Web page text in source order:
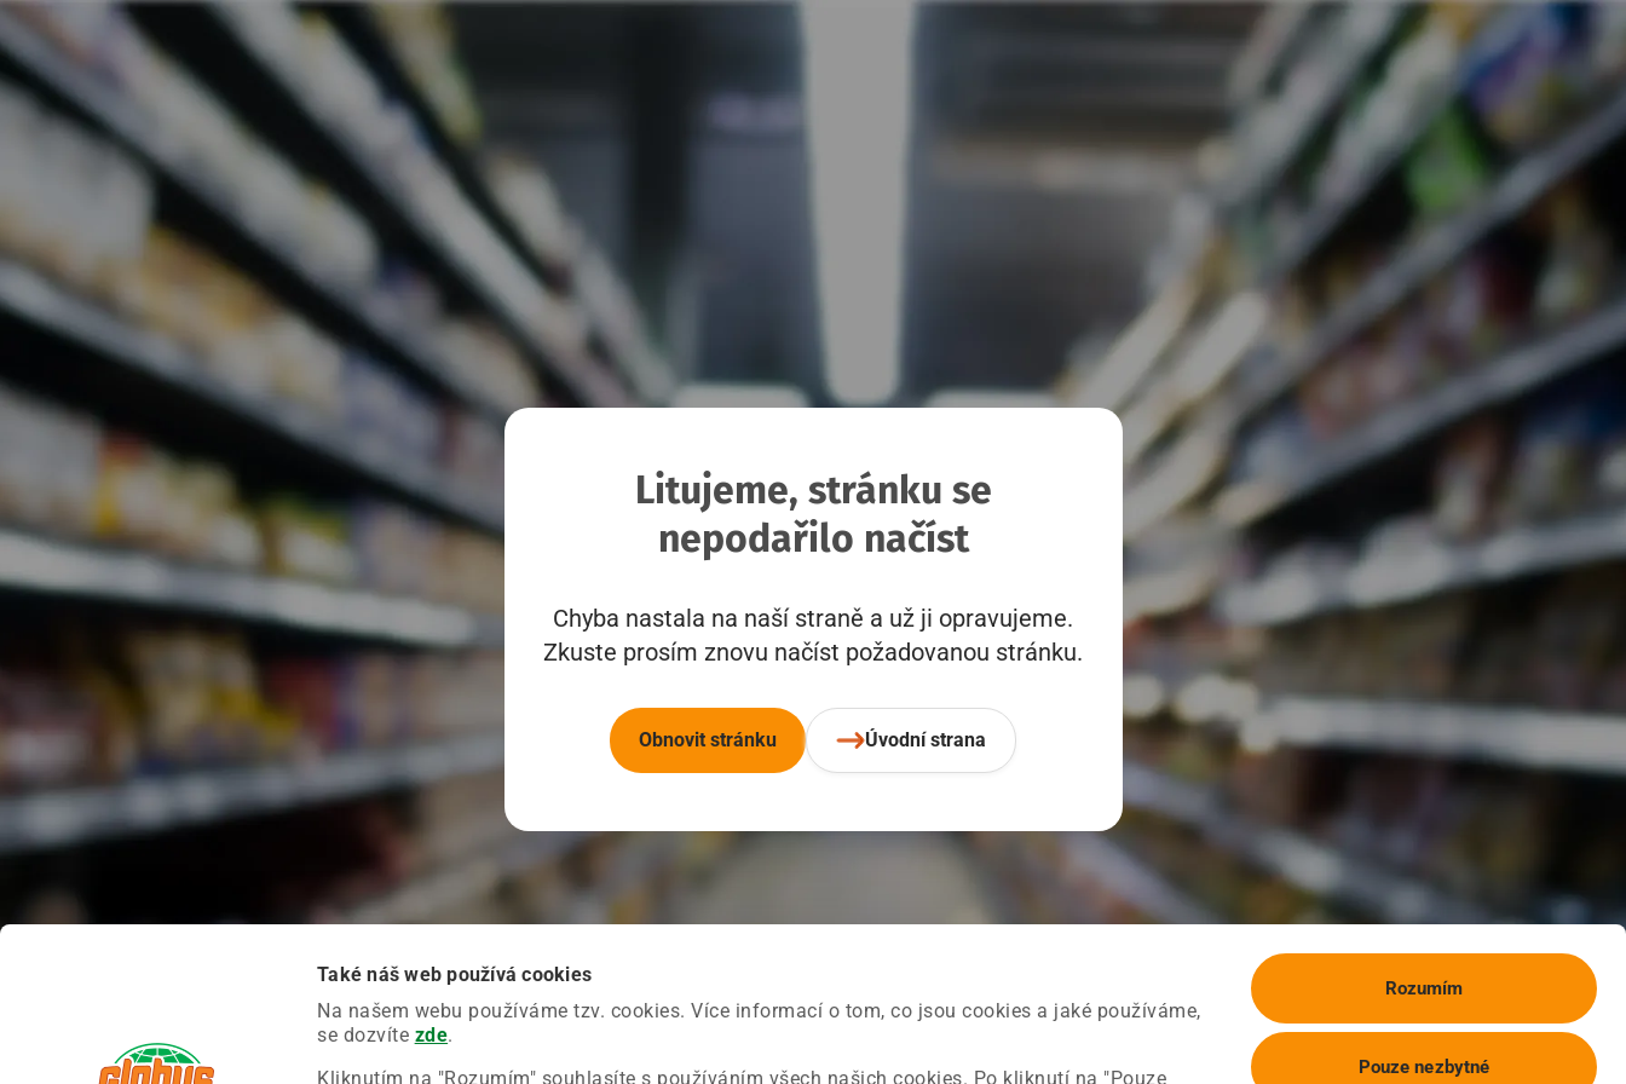
Také náš web používá cookies
Na našem webu používáme tzv. cookies. Více informací o tom, co jsou cookies a jaké používáme,
se dozvíte zde.
Kliknutím na "Rozumím" souhlasíte s používáním všech našich cookies. Po kliknutí na "Pouze
Rozumím
Pouze nezbytné
Litujeme, stránku se
nepodařilo načíst
Chyba nastala na naší straně a už ji opravujeme.
Zkuste prosím znovu načíst požadovanou stránku.
Obnovit stránku Úvodní strana